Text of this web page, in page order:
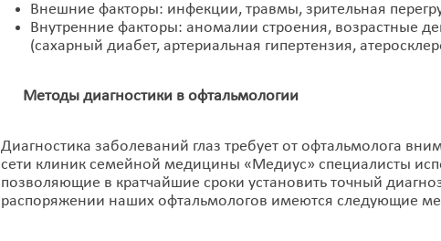
Внешние факторы: инфекции, травмы, зрительная
Внутренние факторы: аномалии строения, возрастные
(сахарный диабет, артериальная гипертензия,
Методы диагностики в офтальмологии
Диагностика заболеваний глаз требует от офтальмолога
сети клиник семейной медицины «Медиус» специалисты
позволяющие в кратчайшие сроки установить точный
распоряжении наших офтальмологов имеются следующие